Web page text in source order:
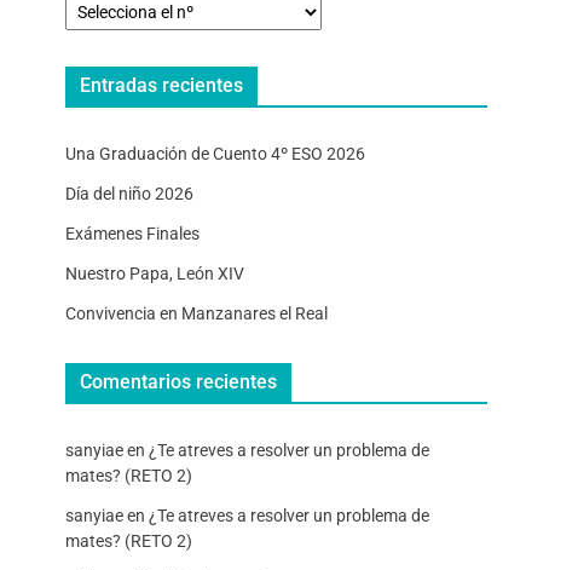
Entradas recientes
Una Graduación de Cuento 4º ESO 2026
Día del niño 2026
Exámenes Finales
Nuestro Papa, León XIV
Convivencia en Manzanares el Real
Comentarios recientes
sanyiaeen ¿Te atreves a resolver un problema de
mates? (RETO 2)
sanyiaeen ¿Te atreves a resolver un problema de
mates? (RETO 2)